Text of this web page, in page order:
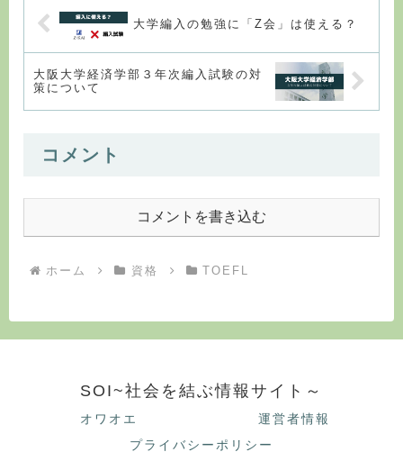
大学編入の勉強に「Z会」は使える？
大阪大学経済学部３年次編入試験の対
策について
コメント
コメントを書き込む
ホーム 資格 TOEFL
SOI~社会を結ぶ情報サイト～
オワオエ
運営者情報
プライバシーポリシー